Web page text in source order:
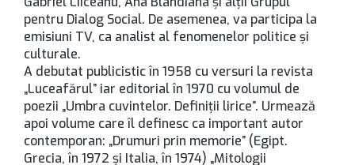
pentru Dialog Social. De asemenea, va participa la
emisiuni TV, ca analist al fenomenelor politice şi
culturale.
A debutat publicistic în 1958 cu versuri la revista
„Luceafărul” iar editorial în 1970 cu volumul de
poezii „Umbra cuvintelor. Definiţii lirice”. Urmează
apoi volume care îl definesc ca important autor
contemporan: „Drumuri prin memorie” (Egipt.
Grecia, în 1972 şi Italia, în 1974) „Mitologii